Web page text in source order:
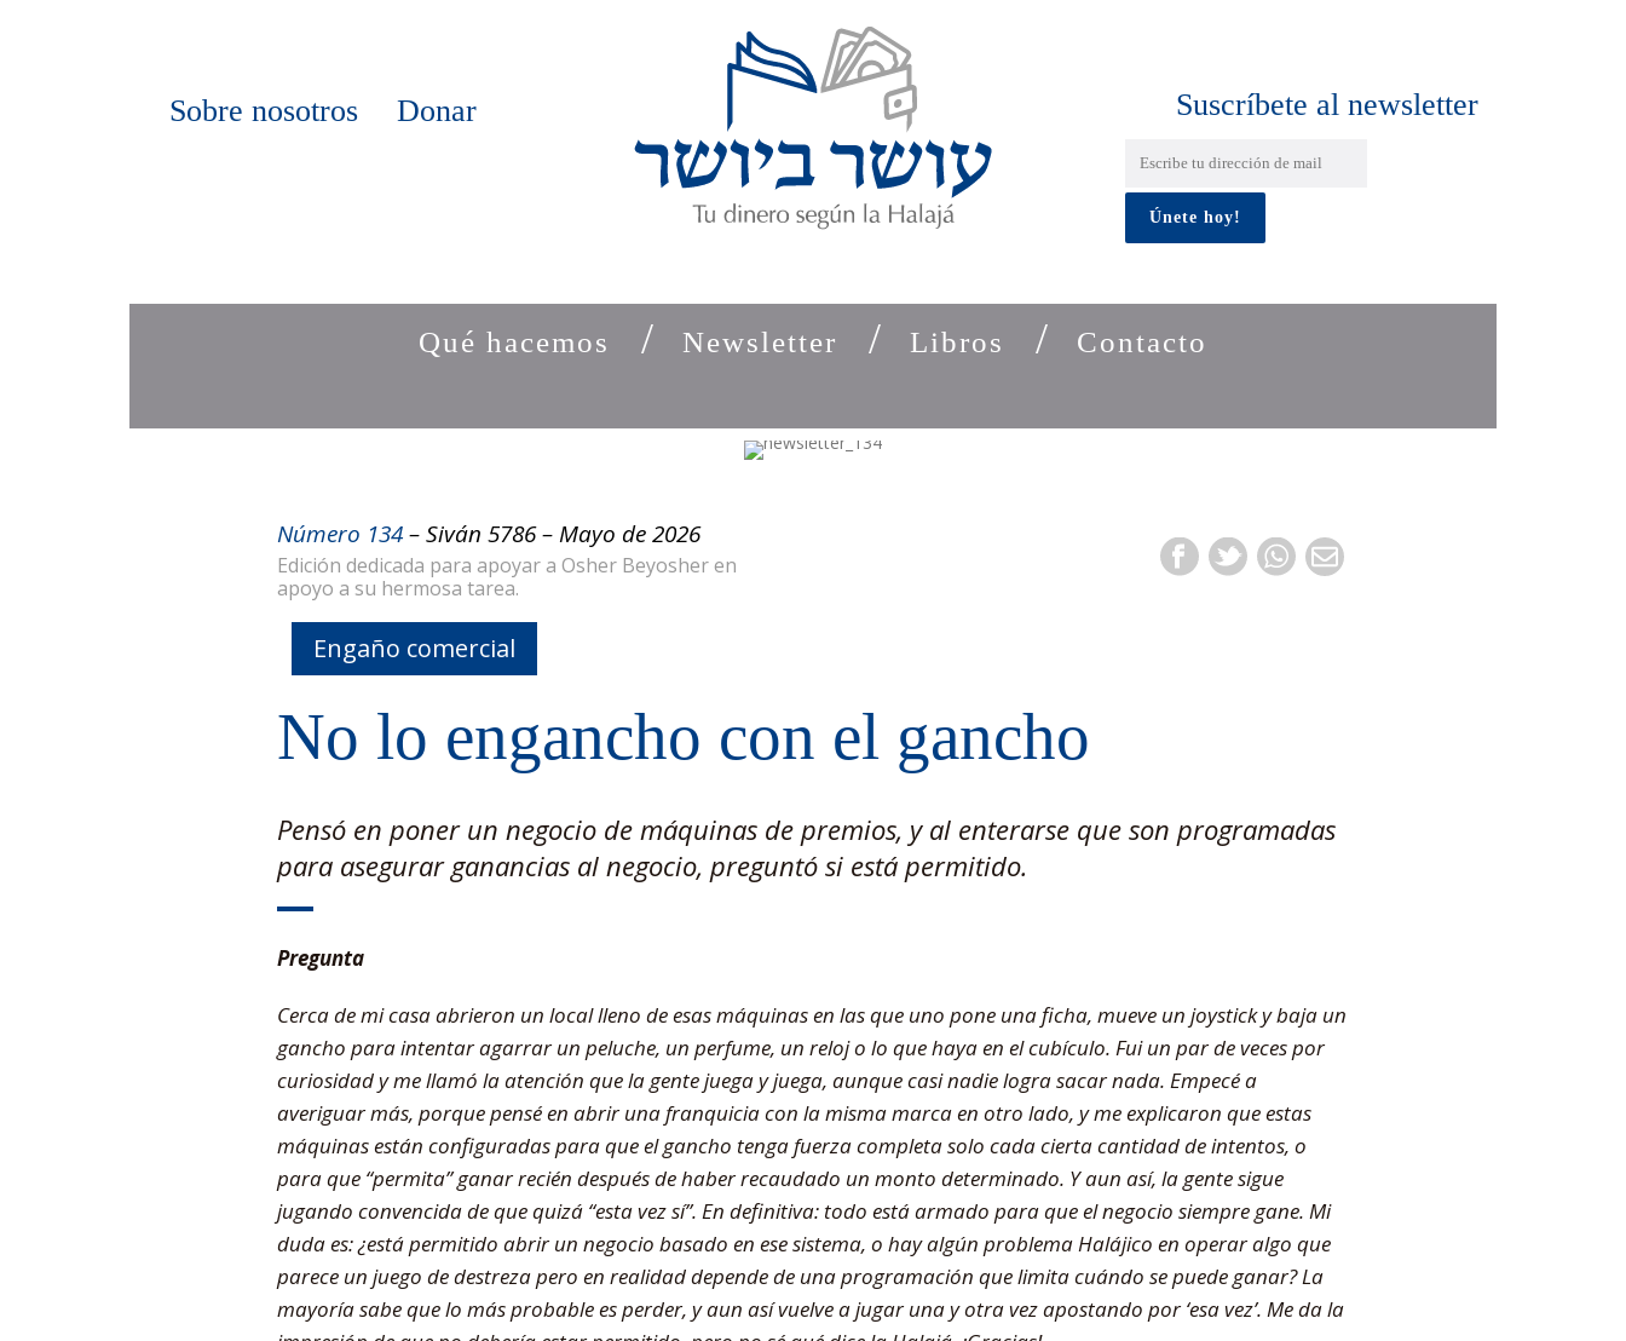
Sobre nosotros Donar Suscríbete al newsletter
Qué hacemos Newsletter Libros Contacto
Número 134– Siván 5786 – Mayo de 2026
Edición dedicada para apoyar a Osher Beyosher en
apoyo a su hermosa tarea.
Engaño comercial
No lo engancho con el gancho
Pensó en poner un negocio de máquinas de premios, y al enterarse que son programadas
para asegurar ganancias al negocio, preguntó si está permitido.
Pregunta
Cerca de mi casa abrieron un local lleno de esas máquinas en las que uno pone una ficha, mueve un joystick y baja un
gancho para intentar agarrar un peluche, un perfume, un reloj o lo que haya en el cubículo. Fui un par de veces por
curiosidad y me llamó la atención que la gente juega y juega, aunque casi nadie logra sacar nada. Empecé a
averiguar más, porque pensé en abrir una franquicia con la misma marca en otro lado, y me explicaron que estas
máquinas están configuradas para que el gancho tenga fuerza completa solo cada cierta cantidad de intentos, o
para que “permita” ganar recién después de haber recaudado un monto determinado. Y aun así, la gente sigue
jugando convencida de que quizá “esta vez sí”. En definitiva: todo está armado para que el negocio siempre gane. Mi
duda es: ¿está permitido abrir un negocio basado en ese sistema, o hay algún problema Halájico en operar algo que
parece un juego de destreza pero en realidad depende de una programación que limita cuándo se puede ganar? La
mayoría sabe que lo más probable es perder, y aun así vuelve a jugar una y otra vez apostando por ‘esa vez’. Me da la